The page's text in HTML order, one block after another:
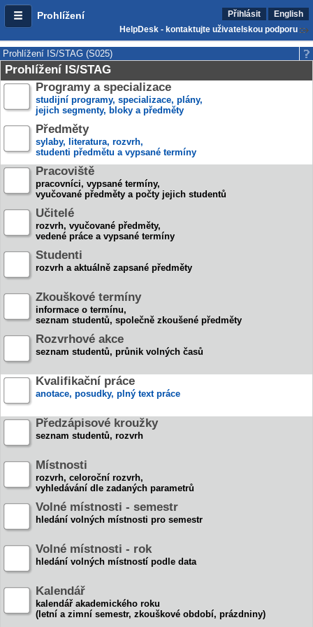
Prohlížení Přihlásit
English
HelpDesk - kontaktujte uživatelskou podporu
Prohlížení IS/STAG (S025)
Prohlížení IS/STAG
Programy a specializace
studijní programy, specializace, plány,
jejich segmenty, bloky a předměty
Předměty
sylaby, literatura, rozvrh,
studenti předmětu a vypsané termíny
Pracoviště
pracovníci, vypsané termíny,
vyučované předměty a počty jejich studentů
Učitelé
rozvrh, vyučované předměty,
vedené práce a vypsané termíny
Studenti
rozvrh a aktuálně zapsané předměty
Zkouškové termíny
informace o termínu,
seznam studentů, společně zkoušené předměty
Rozvrhové akce
seznam studentů, průnik volných časů
Kvalifikační práce
anotace, posudky, plný text práce
Předzápisové kroužky
seznam studentů, rozvrh
Místnosti
rozvrh, celoroční rozvrh,
vyhledávání dle zadaných parametrů
Volné místnosti - semestr
hledání volných místnosti pro semestr
Volné místnosti - rok
hledání volných místností podle data
Kalendář
kalendář akademického roku
(letní a zimní semestr, zkouškové období, prázdniny)